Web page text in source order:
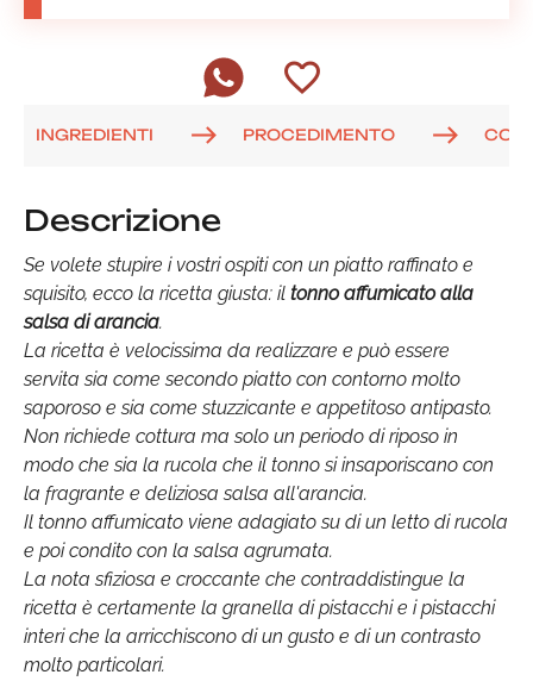
INGREDIENTI PROCEDIMENTO
Descrizione
Se volete stupire i vostri ospiti con un piatto raffinato e
squisito, ecco la ricetta giusta: il tonno affumicato alla
salsa di arancia.
La ricetta è velocissima da realizzare e può essere
servita sia come secondo piatto con contorno molto
saporoso e sia come stuzzicante e appetitoso antipasto.
Non richiede cottura ma solo un periodo di riposo in
modo che sia la rucola che il tonno si insaporiscano con
la fragrante e deliziosa salsa all'arancia.
Il tonno affumicato viene adagiato su di un letto di rucola
e poi condito con la salsa agrumata.
La nota sfiziosa e croccante che contraddistingue la
ricetta è certamente la granella di pistacchi e i pistacchi
interi che la arricchiscono di un gusto e di un contrasto
molto particolari.